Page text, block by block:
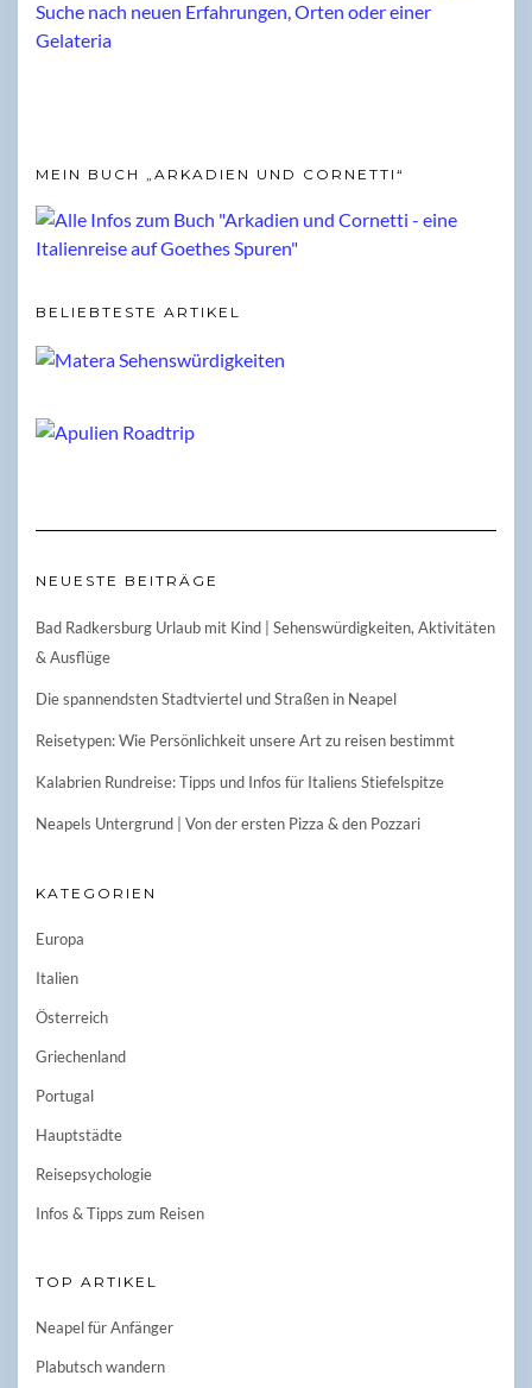
MEIN BUCH „ARKADIEN UND CORNETTI“
BELIEBTESTE ARTIKEL
NEUESTE BEITRÄGE
Bad Radkersburg Urlaub mit Kind | Sehenswürdigkeiten, Aktivitäten
& Ausflüge
Die spannendsten Stadtviertel und Straßen in Neapel
Reisetypen: Wie Persönlichkeit unsere Art zu reisen bestimmt
Kalabrien Rundreise: Tipps und Infos für Italiens Stiefelspitze
Neapels Untergrund | Von der ersten Pizza & den Pozzari
KATEGORIEN
Europa
Italien
Österreich
Griechenland
Portugal
Hauptstädte
Reisepsychologie
Infos & Tipps zum Reisen
TOP ARTIKEL
Neapel für Anfänger
Plabutsch wandern